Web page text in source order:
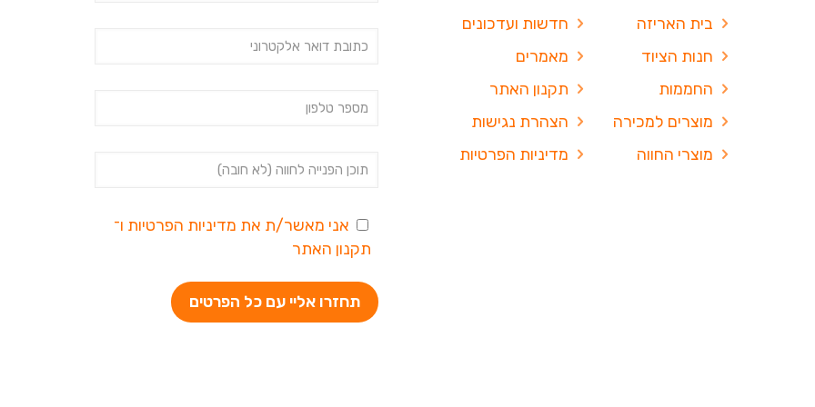
חדשות ועדכונים
מאמרים
תקנון האתר
הצהרת נגישות
מדיניות הפרטיות
בית האריזה
חנות הציוד
החממות
מוצרים למכירה
מוצרי החווה
אני מאשר/ת את מדיניות הפרטיות ו־
תקנון האתר